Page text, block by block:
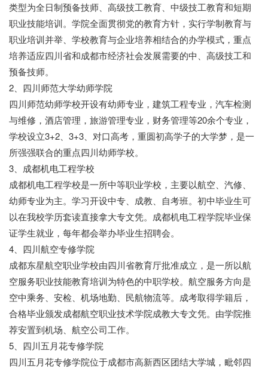
类型为全日制预备技师、高级技工教育、中级技工教育和短期
职业技能培训。学院全面贯彻党的教育方针，实行学制教育与
职业培训并举、学校教育与企业培养相结合的办学模式，重点
培养适应四川省和成都市经济社会发展需要的中、高级技工和
预备技师。
2、四川师范大学幼师学院
四川师范幼师学校开设有幼师专业，建筑工程专业，汽车检测
与维修，酒店管理，旅游管理专业，财务管理等20余个专业，
学校设立3+2、3+3、对口高考，重圆初高学子的大学梦，是一
所强强联合的重点四川幼师学校。
3、成都机电工程学校
成都机电工程学校是一所中等职业学校，主要以航空、汽修、
幼师专业为主。学习开设中专、成教、自考班。初中毕业生可
以在我校学历套读直接拿大专文凭。成都机电工程学院毕业保
证学生就业，每年都会举办毕业生招聘会。
4、四川航空专修学院
成都东星航空职业学校由四川省教育厅批准成立，是一所以航
空服务职业技能教育培训为特色的中职学校。航空服务方向是
空中乘务、安检、机场地勤、民航物流等。成考取得学籍后，
合格毕业颁发成都航空职业技术学院成教大专文凭。由学院推
荐安置到机场、航空公司工作。
5、四川五月花专修学院
四川五月花专修学院位于成都市高新西区团结大学城，毗邻四